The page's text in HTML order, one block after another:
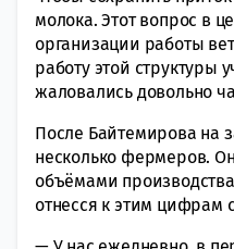
молока. Этот вопрос в
организации работы
работу этой структуры
жаловались довольно
После Байтемирова на
несколько фермеров.
объёмами
отнесся к этим цифрам